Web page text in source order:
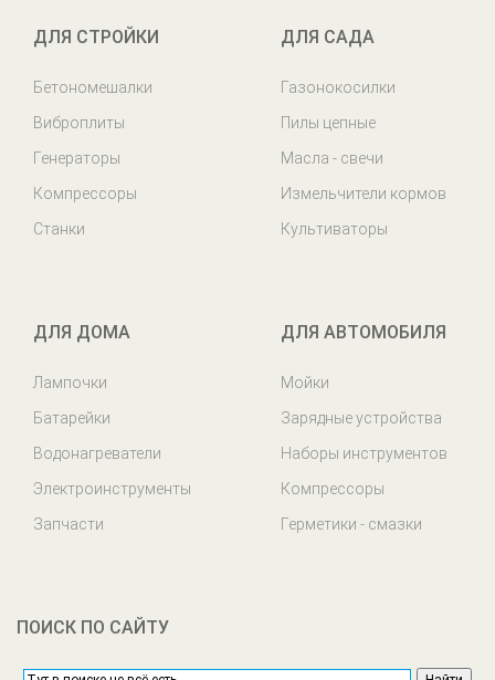
ДЛЯ СТРОЙКИ
Бетономешалки
Виброплиты
Генераторы
Компрессоры
Станки
ДЛЯ САДА
Газонокосилки
Пилы цепные
Масла - свечи
Измельчители кормов
Культиваторы
ДЛЯ ДОМА
Лампочки
Батарейки
Водонагреватели
Электроинструменты
Запчасти
ДЛЯ АВТОМОБИЛЯ
Мойки
Зарядные устройства
Наборы инструментов
Компрессоры
Герметики - смазки
ПОИСК ПО САЙТУ